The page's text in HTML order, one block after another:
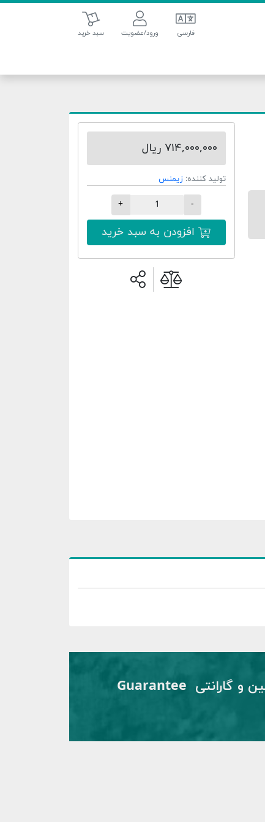
فارسی ورود/عضویت
سبد خرید
سبد خرید
۷۱۴,۰۰۰,۰۰۰ ریال
تولید کننده: زیمنس
-
+
افزودن به سبد خرید